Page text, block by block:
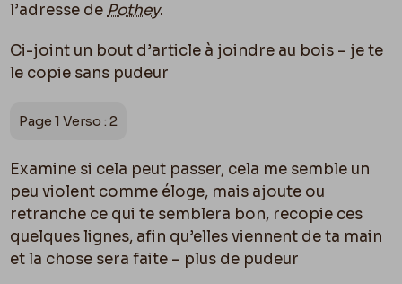
l’adresse dePothey.
Ci-joint un bout d’article à joindre au bois – je te
le copie sans pudeur
Page 1 Verso : 2
Examine si cela peut passer, cela me semble un
peu violent comme éloge, mais ajoute ou
retranche ce qui te semblera bon, recopie ces
quelques lignes, afin qu’elles viennent de ta main
et la chose sera faite – plus de pudeur